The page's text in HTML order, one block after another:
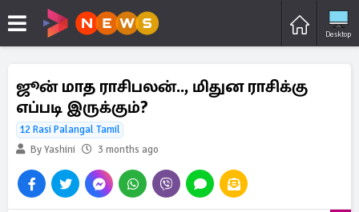
Desktop
ஜூன் மாத ராசிபலன்.., மிதுன ராசிக்கு
எப்படி இருக்கும்?
12 Rasi Palangal Tamil
By Yashini
3 months ago